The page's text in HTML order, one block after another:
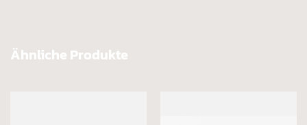
Ähnliche Produkte